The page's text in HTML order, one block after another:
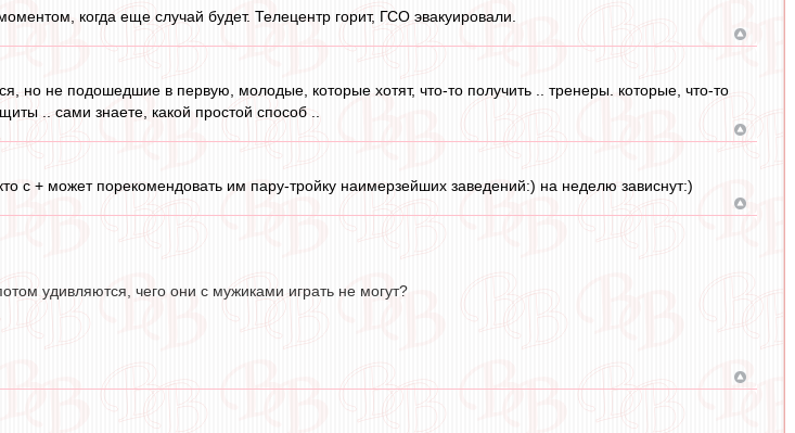
когда еще случай будет. Телецентр горит, ГСО эвакуировали.
но не подошедшие в первую, молодые, которые хотят, что-то получить .. тренеры. которые, что-то
.. сами знаете, какой простой способ ..
с + может порекомендовать им пару-тройку наимерзейших заведений:) на неделю зависнут:)
удивляются, чего они с мужиками играть не могут?